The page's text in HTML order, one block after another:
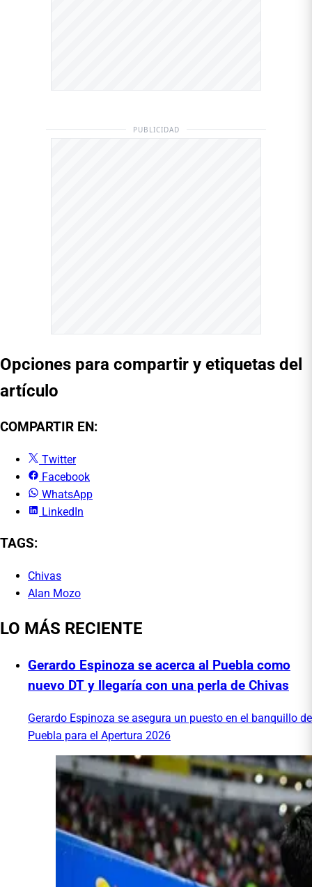
PUBLICIDAD
Opciones para compartir y etiquetas del
artículo
COMPARTIR EN:
Twitter
Facebook
WhatsApp
LinkedIn
TAGS:
Chivas
Alan Mozo
LO MÁS RECIENTE
Gerardo Espinoza se acerca al Puebla como
nuevo DT y llegaría con una perla de Chivas
Gerardo Espinoza se asegura un puesto en el banquillo de
Puebla para el Apertura 2026